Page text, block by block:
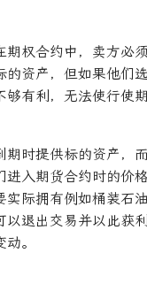
权合约中，卖方必
资产，但如果他们
有利，无法使行使
时提供标的资产，
入期货合约时的价
际拥有例如桶装石
退出交易并以此获
。